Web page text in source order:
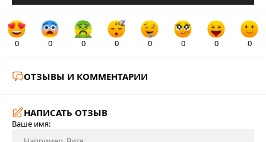
0 0 0 0 0 0 0 0
ОТЗЫВЫ И КОММЕНТАРИИ
НАПИСАТЬ ОТЗЫВ
Ваше имя: